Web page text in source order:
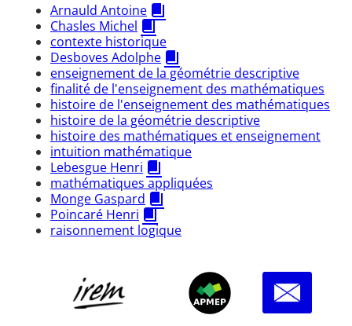
Arnauld Antoine
Chasles Michel
contexte historique
Desboves Adolphe
enseignement de la géométrie descriptive
finalité de l'enseignement des mathématiques
histoire de l'enseignement des mathématiques
histoire de la géométrie descriptive
histoire des mathématiques et enseignement
intuition mathématique
Lebesgue Henri
mathématiques appliquées
Monge Gaspard
Poincaré Henri
raisonnement logique